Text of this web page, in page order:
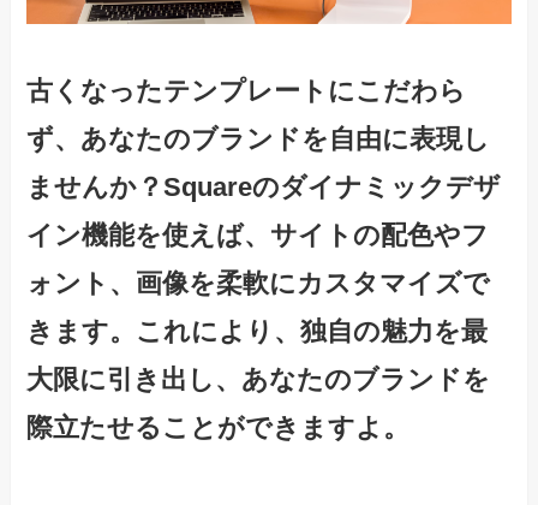
古くなったテンプレートにこだわら
ず、あなたのブランドを自由に表現し
ませんか？Squareのダイナミックデザ
イン機能を使えば、サイトの配色やフ
ォント、画像を柔軟にカスタマイズで
きます。これにより、独自の魅力を最
大限に引き出し、あなたのブランドを
際立たせることができますよ。